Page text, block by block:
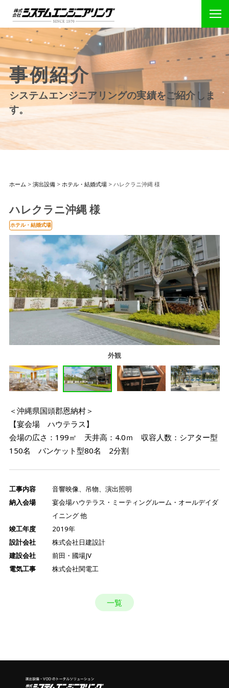
事例紹介
システムエンジニアリングの実績をご紹介しま
す。
ホーム > 演出設備 > ホテル・結婚式場 > ハレクラニ沖縄 様
ハレクラニ沖縄 様
ホテル・結婚式場
外観
＜沖縄県国頭郡恩納村＞
【宴会場 ハウテラス】
会場の広さ：199㎡ 天井高：4.0ｍ 収容人数：シアター型
150名 バンケット型80名 2分割
工事内容
音響映像、吊物、演出照明
納入会場
宴会場ハウテラス・ミーティングルーム・オールデイダ
イニング 他
竣工年度
2019年
設計会社
株式会社日建設計
建設会社
前田・國場JV
電気工事
株式会社関電工
一覧